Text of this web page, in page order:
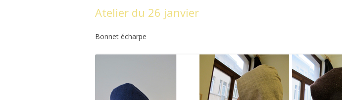
Atelier du 26 janvier
Bonnet écharpe